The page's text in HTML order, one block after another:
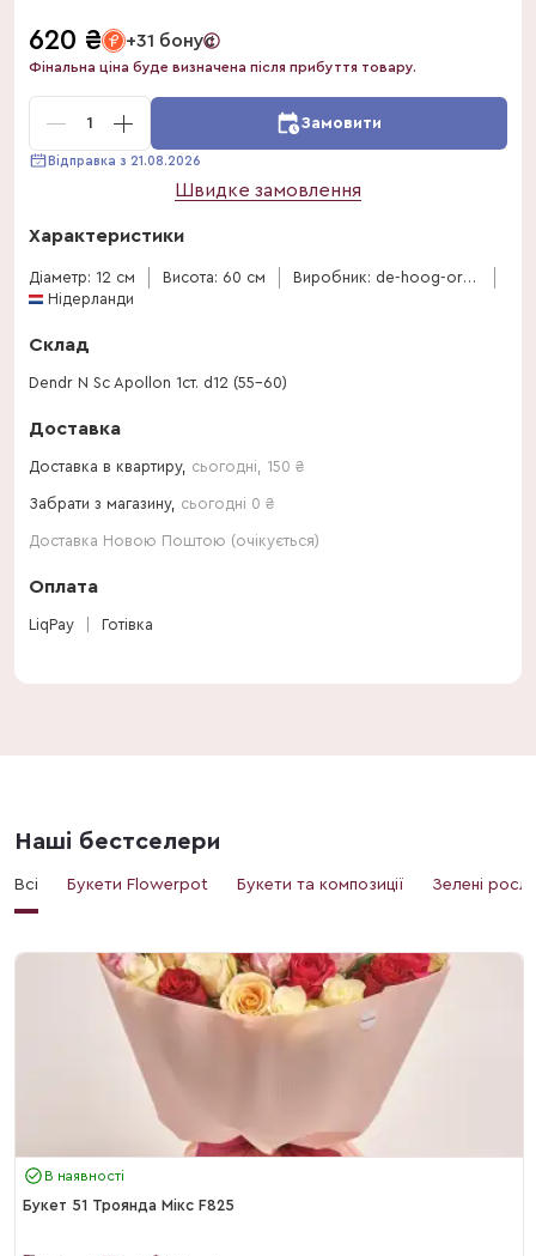
620 ₴ +31 бонус
Фінальна ціна буде визначена після прибуття товару.
1 Замовити
Відправка з 21.08.2026
Швидке замовлення
Характеристики
Діаметр: 12 см Висота: 60 см
Виробник: de-hoog-orchids
Нідерланди
Склад
Dendr N Sc Apollon 1ст. d12 (55-60)
Доставка
Доставка в квартиру, сьогодні 150 ₴
Забрати з магазину, сьогодні 0 ₴
Доставка Новою Поштою (очікується)
Оплата
LiqPay Готівка
Наші бестселери
Всі Букети Flowerpot Букети та композиції Зелені
В наявності
Букет 51 Троянда Мікс F825